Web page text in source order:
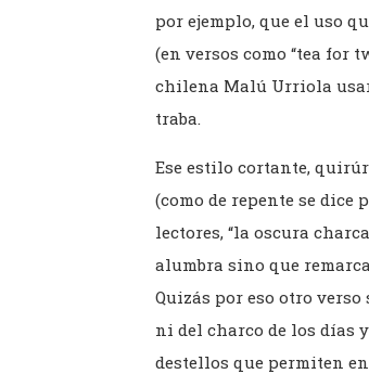
por ejemplo, que el uso
(en versos como “tea for
chilena Malú Urriola
traba.
Ese estilo cortante,
(como de repente se
lectores, “la oscura
alumbra sino que
Quizás por eso otro
ni del charco de los días
destellos que permiten